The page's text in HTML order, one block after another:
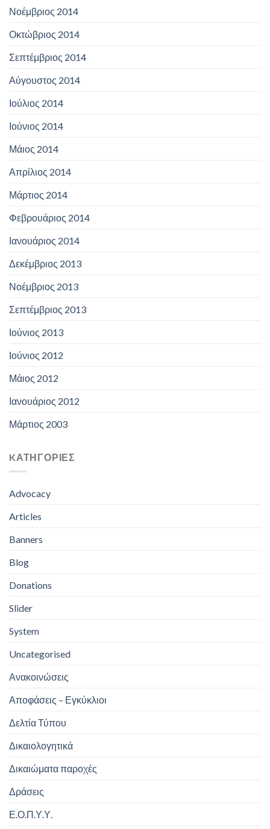
Νοέμβριος 2014
Οκτώβριος 2014
Σεπτέμβριος 2014
Αύγουστος 2014
Ιούλιος 2014
Ιούνιος 2014
Μάιος 2014
Απρίλιος 2014
Μάρτιος 2014
Φεβρουάριος 2014
Ιανουάριος 2014
Δεκέμβριος 2013
Νοέμβριος 2013
Σεπτέμβριος 2013
Ιούνιος 2013
Ιούνιος 2012
Μάιος 2012
Ιανουάριος 2012
Μάρτιος 2003
KΑΤΗΓΟΡΊΕΣ
Advocacy
Articles
Banners
Blog
Donations
Slider
System
Uncategorised
Ανακοινώσεις
Αποφάσεις – Εγκύκλιοι
Δελτία Τύπου
Δικαιολογητικά
Δικαιώματα παροχές
Δράσεις
Ε.Ο.Π.Υ.Υ.